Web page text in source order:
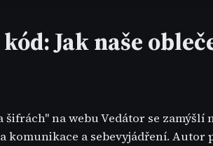
Jak naše
šifrách" na webu Vedátor se
komunikace a sebevyjádření.